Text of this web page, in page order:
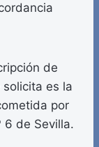
de
es la
por
6 de Sevilla.